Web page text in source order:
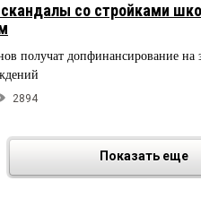
со стройками
получат допфинансирование на
2894
Показать еще